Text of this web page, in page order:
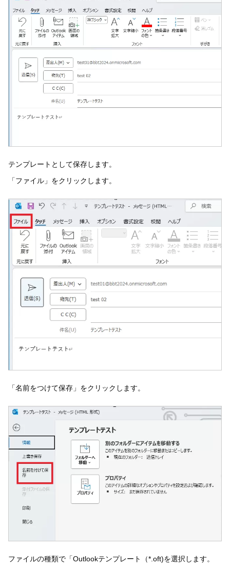
テンプレートとして保存します。
「ファイル」をクリックします。
「名前をつけて保存」をクリックします。
ファイルの種類で「Outlookテンプレート（*.oft)を選択します。